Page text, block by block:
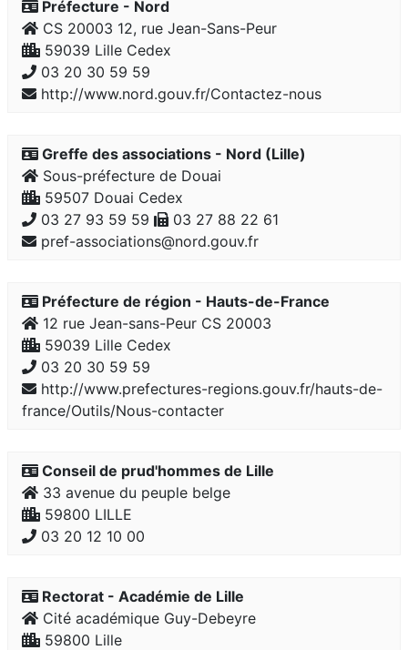
Préfecture - Nord
CS 20003 12, rue Jean-Sans-Peur
59039 Lille Cedex
03 20 30 59 59
http://www.nord.gouv.fr/Contactez-nous
Greffe des associations - Nord (Lille)
Sous-préfecture de Douai
59507 Douai Cedex
03 27 93 59 59
03 27 88 22 61
pref-associations@nord.gouv.fr
Préfecture de région - Hauts-de-France
12 rue Jean-sans-Peur CS 20003
59039 Lille Cedex
03 20 30 59 59
http://www.prefectures-regions.gouv.fr/hauts-de-
france/Outils/Nous-contacter
Conseil de prud'hommes de Lille
33 avenue du peuple belge
59800 LILLE
03 20 12 10 00
Rectorat - Académie de Lille
Cité académique Guy-Debeyre
59800 Lille